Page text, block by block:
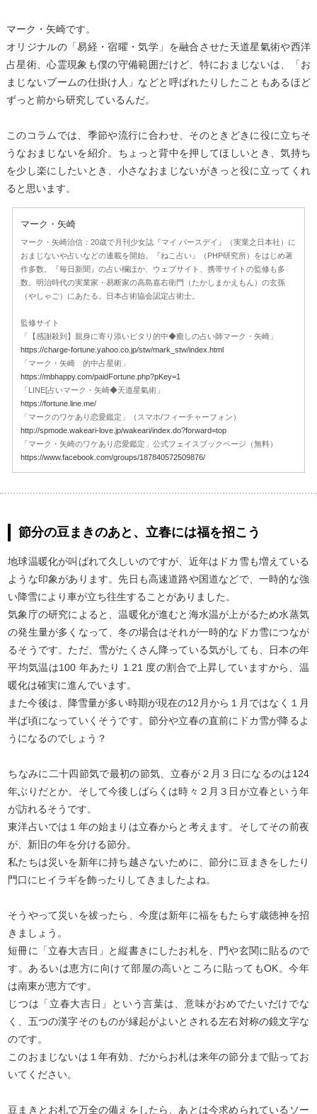
マーク・矢崎です。
オリジナルの「易経・宿曜・気学」を融合させた天道星氣術や西洋
占星術、心霊現象も僕の守備範囲だけど、特におまじないは、「お
まじないブームの仕掛け人」などと呼ばれたりしたこともあるほど
ずっと前から研究しているんだ。
このコラムでは、季節や流行に合わせ、そのときどきに役に立ちそ
うなおまじないを紹介。ちょっと背中を押してほしいとき、気持ち
を少し楽にしたいとき、小さなおまじないがきっと役に立ってくれ
ると思います。
マーク・矢崎
マーク・矢崎治信：20歳で月刊少女誌『マイ バースデイ』（実業之日本社）に
おまじないや占いなどの連載を開始。『ねこ占い』（PHP研究所）をはじめ著
作多数。『毎日新聞』の占い欄ほか、ウェブサイト、携帯サイトの監修も多
数。明治時代の実業家・易断家の高島嘉右衛門（たかしまかえもん）の玄孫
（やしゃご）にあたる。日本占術協会認定占術士。
監修サイト
「【感謝殺到】親身に寄り添いピタリ的中◆癒しの占い師マーク・矢崎」
https://charge-fortune.yahoo.co.jp/stw/mark_stw/index.html
「マーク・矢崎 的中占星術」
https://mbhappy.com/paidFortune.php?pKey=1
「LINE[占いマーク・矢崎◆天道星氣術」
https://fortune.line.me/
「マークのワケあり恋愛鑑定」（スマホ/フィーチャーフォン）
http://spmode.wakeari-love.jp/wakeari/index.do?forward=top
「マーク・矢崎のワケあり恋愛鑑定」公式フェイスブックページ（無料）
https://www.facebook.com/groups/187840572509876/
節分の豆まきのあと、立春には福を招こう
地球温暖化が叫ばれて久しいのですが、近年はドカ雪も増えている
ような印象があります。先日も高速道路や国道などで、一時的な強
い降雪により車が立ち往生することがありました。
気象庁の研究によると、温暖化が進むと海水温が上がるため水蒸気
の発生量が多くなって、冬の場合はそれが一時的なドカ雪につなが
るそうです。ただ、雪がたくさん降っている気がしても、日本の年
平均気温は100 年あたり 1.21 度の割合で上昇していますから、温
暖化は確実に進んでいます。
また今後は、降雪量が多い時期が現在の12月から１月ではなく１月
半ば頃になっていくそうです。節分や立春の直前にドカ雪が降るよ
うになるのでしょう？
ちなみに二十四節気で最初の節気、立春が２月３日になるのは124
年ぶりだとか。そして今後しばらくは時々２月３日が立春という年
が訪れるそうです。
東洋占いでは１年の始まりは立春からと考えます。そしてその前夜
が、新旧の年を分ける節分。
私たちは災いを新年に持ち越さないために、節分に豆まきをしたり
門口にヒイラギを飾ったりしてきましたよね。
そうやって災いを祓ったら、今度は新年に福をもたらす歳徳神を招
きましょう。
短冊に「立春大吉日」と縦書きにしたお札を、門や玄関に貼るので
す。あるいは恵方に向けて部屋の高いところに貼ってもOK。今年
は南東が恵方です。
じつは「立春大吉日」という言葉は、意味がおめでたいだけでな
く、五つの漢字そのものが縁起がよいとされる左右対称の鏡文字な
のです。
このおまじないは１年有効、だからお札は来年の節分まで貼ってお
いてください。
豆まきとお札で万全の備えをしたら、あとは今求められているソー